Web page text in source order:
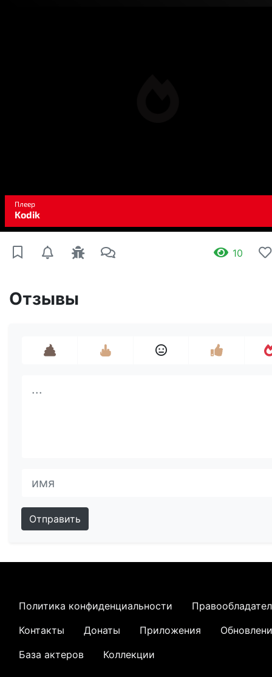
10
Отзывы
Отправить
Политика конфиденциальности
Контакты
Донаты Приложения
База актеров
Коллекции